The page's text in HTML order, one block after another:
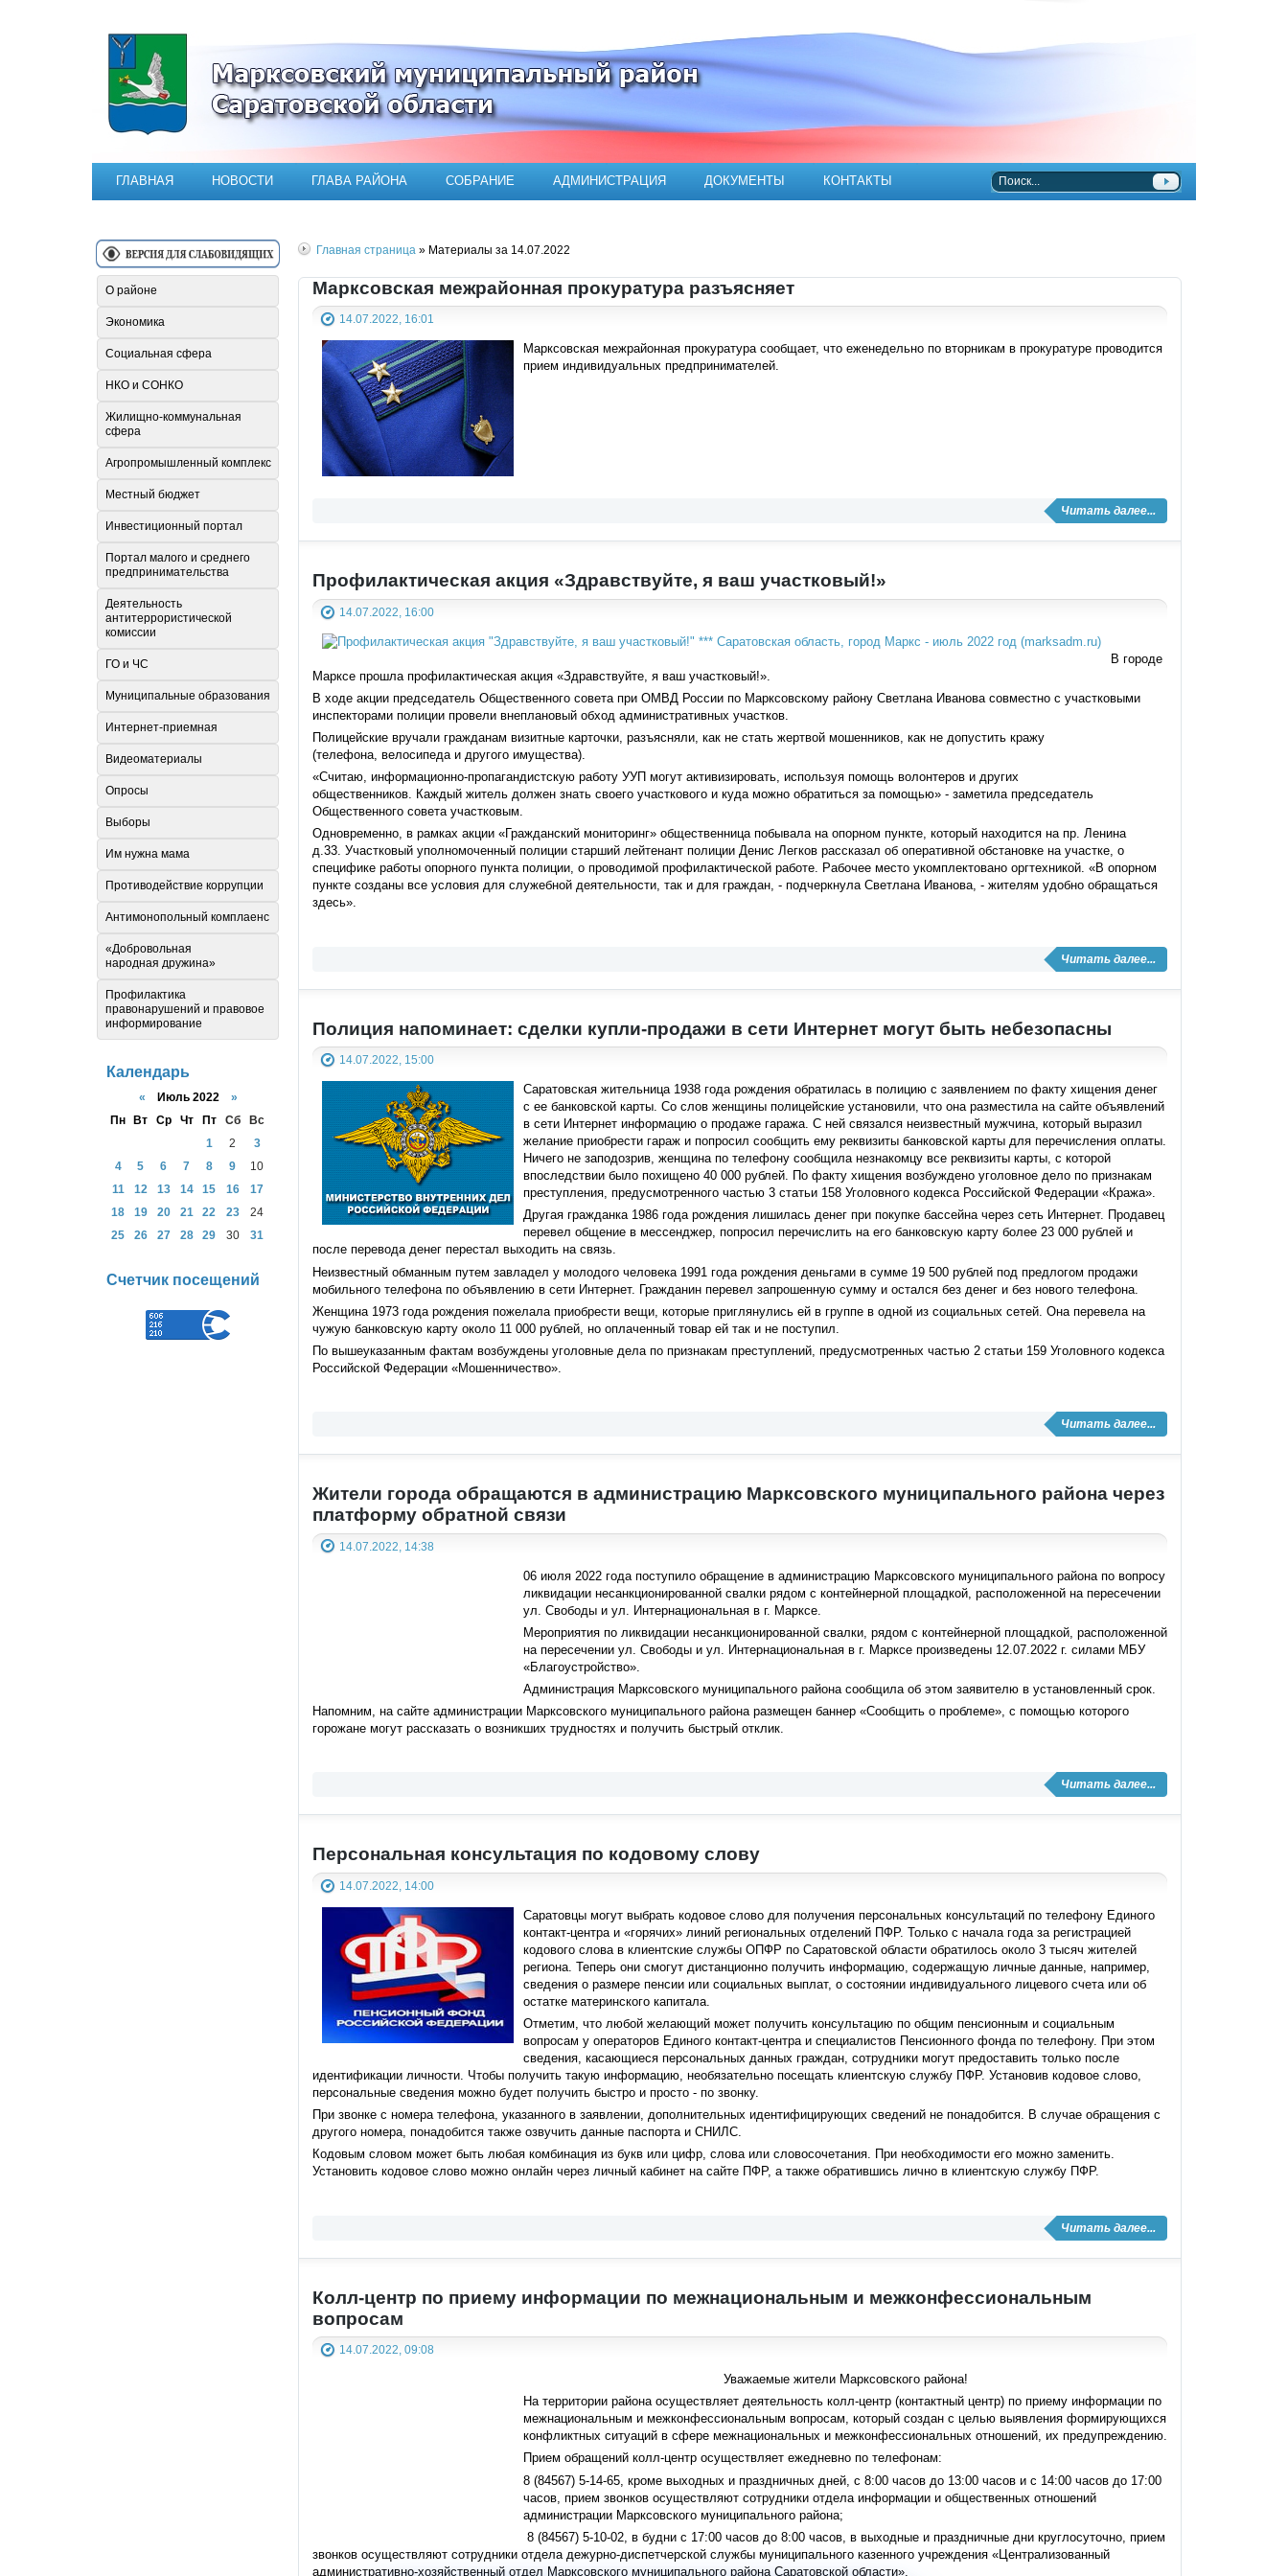
Официальный сайт Марксовского муниципального района
ГЛАВНАЯ НОВОСТИ ГЛАВА РАЙОНА СОБРАНИЕ АДМИНИСТРАЦИЯ ДОКУМЕНТЫ КОНТАКТЫ
Главная страница » Материалы за 14.07.2022
Марксовская межрайонная прокуратура разъясняет
14.07.2022, 16:01
Марксовская межрайонная прокуратура сообщает, что еженедельно по вторникам в прокуратуре проводится
прием индивидуальных предпринимателей.
Читать далее...
Профилактическая акция «Здравствуйте, я ваш участковый!»
14.07.2022, 16:00
В городе
Марксе прошла профилактическая акция «Здравствуйте, я ваш участковый!».
В ходе акции председатель Общественного совета при ОМВД России по Марксовскому району Светлана Иванова совместно с участковыми
инспекторами полиции провели внеплановый обход административных участков.
Полицейские вручали гражданам визитные карточки, разъясняли, как не стать жертвой мошенников, как не допустить кражу
(телефона, велосипеда и другого имущества).
«Считаю, информационно-пропагандистскую работу УУП могут активизировать, используя помощь волонтеров и других
общественников. Каждый житель должен знать своего участкового и куда можно обратиться за помощью» - заметила председатель
Общественного совета участковым.
Одновременно, в рамках акции «Гражданский мониторинг» общественница побывала на опорном пункте, который находится на пр. Ленина
д.33. Участковый уполномоченный полиции старший лейтенант полиции Денис Легков рассказал об оперативной обстановке на участке, о
специфике работы опорного пункта полиции, о проводимой профилактической работе. Рабочее место укомплектовано оргтехникой. «В опорном
пункте созданы все условия для служебной деятельности, так и для граждан, - подчеркнула Светлана Иванова, - жителям удобно обращаться
здесь».
Читать далее...
Полиция напоминает: сделки купли-продажи в сети Интернет могут быть небезопасны
14.07.2022, 15:00
Саратовская жительница 1938 года рождения обратилась в полицию с заявлением по факту хищения денег
с ее банковской карты. Со слов женщины полицейские установили, что она разместила на сайте объявлений
в сети Интернет информацию о продаже гаража. С ней связался неизвестный мужчина, который выразил
желание приобрести гараж и попросил сообщить ему реквизиты банковской карты для перечисления оплаты.
Ничего не заподозрив, женщина по телефону сообщила незнакомцу все реквизиты карты, с которой
впоследствии было похищено 40 000 рублей. По факту хищения возбуждено уголовное дело по признакам
преступления, предусмотренного частью 3 статьи 158 Уголовного кодекса Российской Федерации «Кража».
Другая гражданка 1986 года рождения лишилась денег при покупке бассейна через сеть Интернет. Продавец
перевел общение в мессенджер, попросил перечислить на его банковскую карту более 23 000 рублей и
после перевода денег перестал выходить на связь.
Неизвестный обманным путем завладел у молодого человека 1991 года рождения деньгами в сумме 19 500 рублей под предлогом продажи
мобильного телефона по объявлению в сети Интернет. Гражданин перевел запрошенную сумму и остался без денег и без нового телефона.
Женщина 1973 года рождения пожелала приобрести вещи, которые приглянулись ей в группе в одной из социальных сетей. Она перевела на
чужую банковскую карту около 11 000 рублей, но оплаченный товар ей так и не поступил.
По вышеуказанным фактам возбуждены уголовные дела по признакам преступлений, предусмотренных частью 2 статьи 159 Уголовного кодекса
Российской Федерации «Мошенничество».
Читать далее...
Жители города обращаются в администрацию Марксовского муниципального района через
платформу обратной связи
14.07.2022, 14:38
06 июля 2022 года поступило обращение в администрацию Марксовского муниципального района по вопросу
ликвидации несанкционированной свалки рядом с контейнерной площадкой, расположенной на пересечении
ул. Свободы и ул. Интернациональная в г. Марксе.
Мероприятия по ликвидации несанкционированной свалки, рядом с контейнерной площадкой, расположенной
на пересечении ул. Свободы и ул. Интернациональная в г. Марксе произведены 12.07.2022 г. силами МБУ
«Благоустройство».
Администрация Марксовского муниципального района сообщила об этом заявителю в установленный срок.
Напомним, на сайте администрации Марксовского муниципального района размещен баннер «Сообщить о проблеме», с помощью которого
горожане могут рассказать о возникших трудностях и получить быстрый отклик.
Читать далее...
Персональная консультация по кодовому слову
14.07.2022, 14:00
Саратовцы могут выбрать кодовое слово для получения персональных консультаций по телефону Единого
контакт-центра и «горячих» линий региональных отделений ПФР. Только с начала года за регистрацией
кодового слова в клиентские службы ОПФР по Саратовской области обратилось около 3 тысяч жителей
региона. Теперь они смогут дистанционно получить информацию, содержащую личные данные, например,
сведения о размере пенсии или социальных выплат, о состоянии индивидуального лицевого счета или об
остатке материнского капитала.
Отметим, что любой желающий может получить консультацию по общим пенсионным и социальным
вопросам у операторов Единого контакт-центра и специалистов Пенсионного фонда по телефону. При этом
сведения, касающиеся персональных данных граждан, сотрудники могут предоставить только после
идентификации личности. Чтобы получить такую информацию, необязательно посещать клиентскую службу ПФР. Установив кодовое слово,
персональные сведения можно будет получить быстро и просто - по звонку.
При звонке с номера телефона, указанного в заявлении, дополнительных идентифицирующих сведений не понадобится. В случае обращения с
другого номера, понадобится также озвучить данные паспорта и СНИЛС.
Кодовым словом может быть любая комбинация из букв или цифр, слова или словосочетания. При необходимости его можно заменить.
Установить кодовое слово можно онлайн через личный кабинет на сайте ПФР, а также обратившись лично в клиентскую службу ПФР.
Читать далее...
Колл-центр по приему информации по межнациональным и межконфессиональным
вопросам
14.07.2022, 09:08
Уважаемые жители Марксовского района!
На территории района осуществляет деятельность колл-центр (контактный центр) по приему информации по
межнациональным и межконфессиональным вопросам, который создан с целью выявления формирующихся
конфликтных ситуаций в сфере межнациональных и межконфессиональных отношений, их предупреждению.
Прием обращений колл-центр осуществляет ежедневно по телефонам:
8 (84567) 5-14-65, кроме выходных и праздничных дней, с 8:00 часов до 13:00 часов и с 14:00 часов до 17:00
часов, прием звонков осуществляют сотрудники отдела информации и общественных отношений
администрации Марксовского муниципального района;
8 (84567) 5-10-02, в будни с 17:00 часов до 8:00 часов, в выходные и праздничные дни круглосуточно, прием
звонков осуществляют сотрудники отдела дежурно-диспетчерской службы муниципального казенного учреждения «Централизованный
административно-хозяйственный отдел Марксовского муниципального района Саратовской области».
О районе
Экономика
Социальная сфера
НКО и СОНКО
Жилищно-коммунальная
сфера
Агропромышленный комплекс
Местный бюджет
Инвестиционный портал
Портал малого и среднего
предпринимательства
Деятельность
антитеррористической
комиссии
ГО и ЧС
Муниципальные образования
Интернет-приемная
Видеоматериалы
Опросы
Выборы
Им нужна мама
Противодействие коррупции
Антимонопольный комплаенс
«Добровольная
народная дружина»
Профилактика
правонарушений и правовое
информирование
Календарь
« Июль 2022 »
Пн
Вт Ср Чт Пт Сб
Вс
1
2
3
4
5 6 7 8 9
10
11
12 13 14 15 16
17
18
19 20 21 22 23
24
25
26 27 28 29 30 31
Счетчик посещений